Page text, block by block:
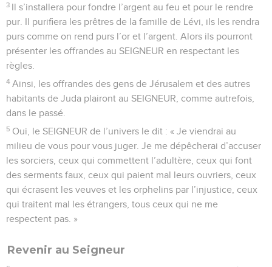
3 Il s’installera pour fondre l’argent au feu et pour le rendre
pur. Il purifiera les prêtres de la famille de Lévi, ils les rendra
purs comme on rend purs l’or et l’argent. Alors ils pourront
présenter les offrandes au SEIGNEUR en respectant les
règles.
4 Ainsi, les offrandes des gens de Jérusalem et des autres
habitants de Juda plairont au SEIGNEUR, comme autrefois,
dans le passé.
5 Oui, le SEIGNEUR de l’univers le dit : « Je viendrai au
milieu de vous pour vous juger. Je me dépêcherai d’accuser
les sorciers, ceux qui commettent l’adultère, ceux qui font
des serments faux, ceux qui paient mal leurs ouvriers, ceux
qui écrasent les veuves et les orphelins par l’injustice, ceux
qui traitent mal les étrangers, tous ceux qui ne me
respectent pas. »
Revenir au Seigneur